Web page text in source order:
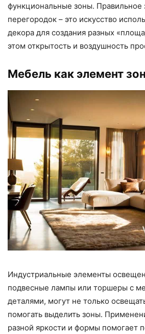
функциональные зоны. Правильное
перегородок – это искусство
декора для создания разных
этом открытость и воздушность
Мебель как элемент
Индустриальные элементы
подвесные лампы или торшеры с
деталями, могут не только
помогать выделить зоны.
разной яркости и формы помогает